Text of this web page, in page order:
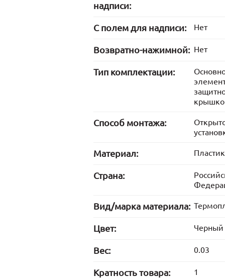
надписи:
С полем для надписи: Нет
Возвратно-нажимной: Нет
Тип комплектации:
Способ монтажа:
Материал: Пластик
Страна:
Вид/марка материала:
Цвет: Черный
Вес: 0.03
Кратность товара: 1